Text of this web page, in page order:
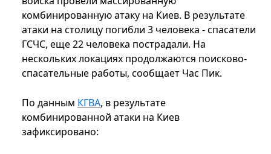
комбинированную атаку на Киев. В результате
атаки на столицу погибли 3 человека - спасатели
ГСЧС, еще 22 человека пострадали. На
нескольких локациях продолжаются поисково-
спасательные работы, сообщает Час Пик.
По данным КГВА, в результате
комбинированной атаки на Киев
зафиксировано: